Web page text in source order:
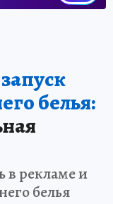
белья:
в рекламе и
белья